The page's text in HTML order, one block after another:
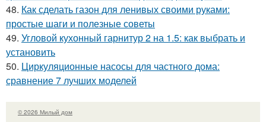
48. Как сделать газон для ленивых своими руками:
простые шаги и полезные советы
49. Угловой кухонный гарнитур 2 на 1.5: как выбрать и
установить
50. Циркуляционные насосы для частного дома:
сравнение 7 лучших моделей
© 2026 Милый дом